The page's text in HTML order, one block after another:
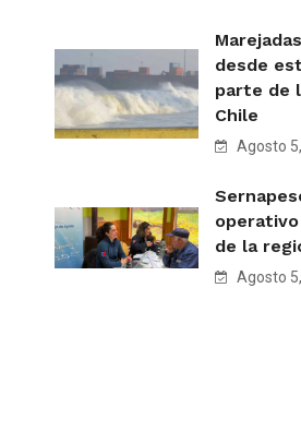
desde
parte de
Chile
Agosto
de la
Agosto